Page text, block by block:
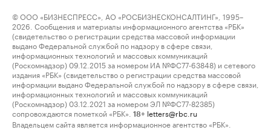
© ООО «БИЗНЕСПРЕСС», АО «РОСБИЗНЕСКОНСАЛТИНГ», 1995–
2026. Сообщения и материалы информационного агентства «РБК»
(свидетельство о регистрации средства массовой информации
выдано Федеральной службой по надзору в сфере связи,
информационных технологий и массовых коммуникаций
(Роскомнадзор) 09.12.2015 за номером ИА №ФС77-63848) и сетевого
издания «РБК» (свидетельство о регистрации средства массовой
информации выдано Федеральной службой по надзору в сфере связи,
информационных технологий и массовых коммуникаций
(Роскомнадзор) 03.12.2021 за номером ЭЛ №ФС77-82385)
сопровождаются пометкой «РБК».
18+ letters@rbc.ru
Владельцем сайта является информационное агентство «РБК».